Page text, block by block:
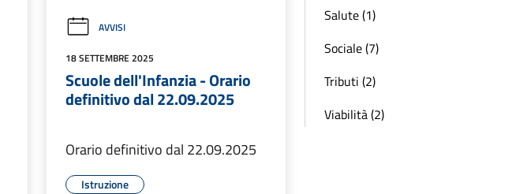
AVVISI
18 SETTEMBRE 2025
Scuole dell'Infanzia - Orario
definitivo dal 22.09.2025
Orario definitivo dal 22.09.2025
Istruzione
Salute (1)
Sociale (7)
Tributi (2)
Viabilità (2)